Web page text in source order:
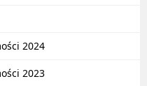
2024
2023